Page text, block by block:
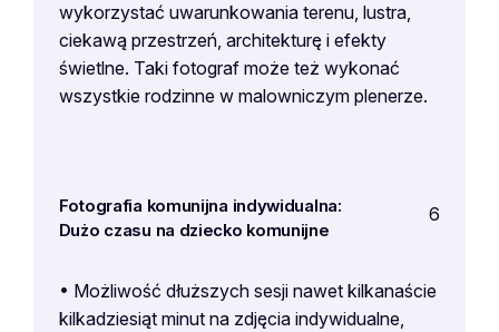
wykorzystać uwarunkowania terenu, lustra,
ciekawą przestrzeń, architekturę i efekty
świetlne. Taki fotograf może też wykonać
wszystkie rodzinne w malowniczym plenerze.
Fotografia komunijna indywidualna:
Dużo czasu na dziecko komunijne
6
• Możliwość dłuższych sesji nawet kilkanaście
kilkadziesiąt minut na zdjęcia indywidualne,